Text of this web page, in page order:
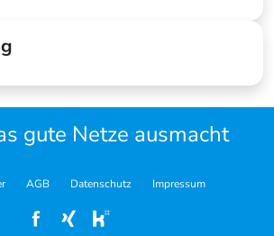
gute Netze ausmacht
AGB Datenschutz Impressum